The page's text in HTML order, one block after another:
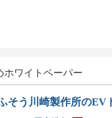
ホワイトペーパー
そう川崎製作所のEV